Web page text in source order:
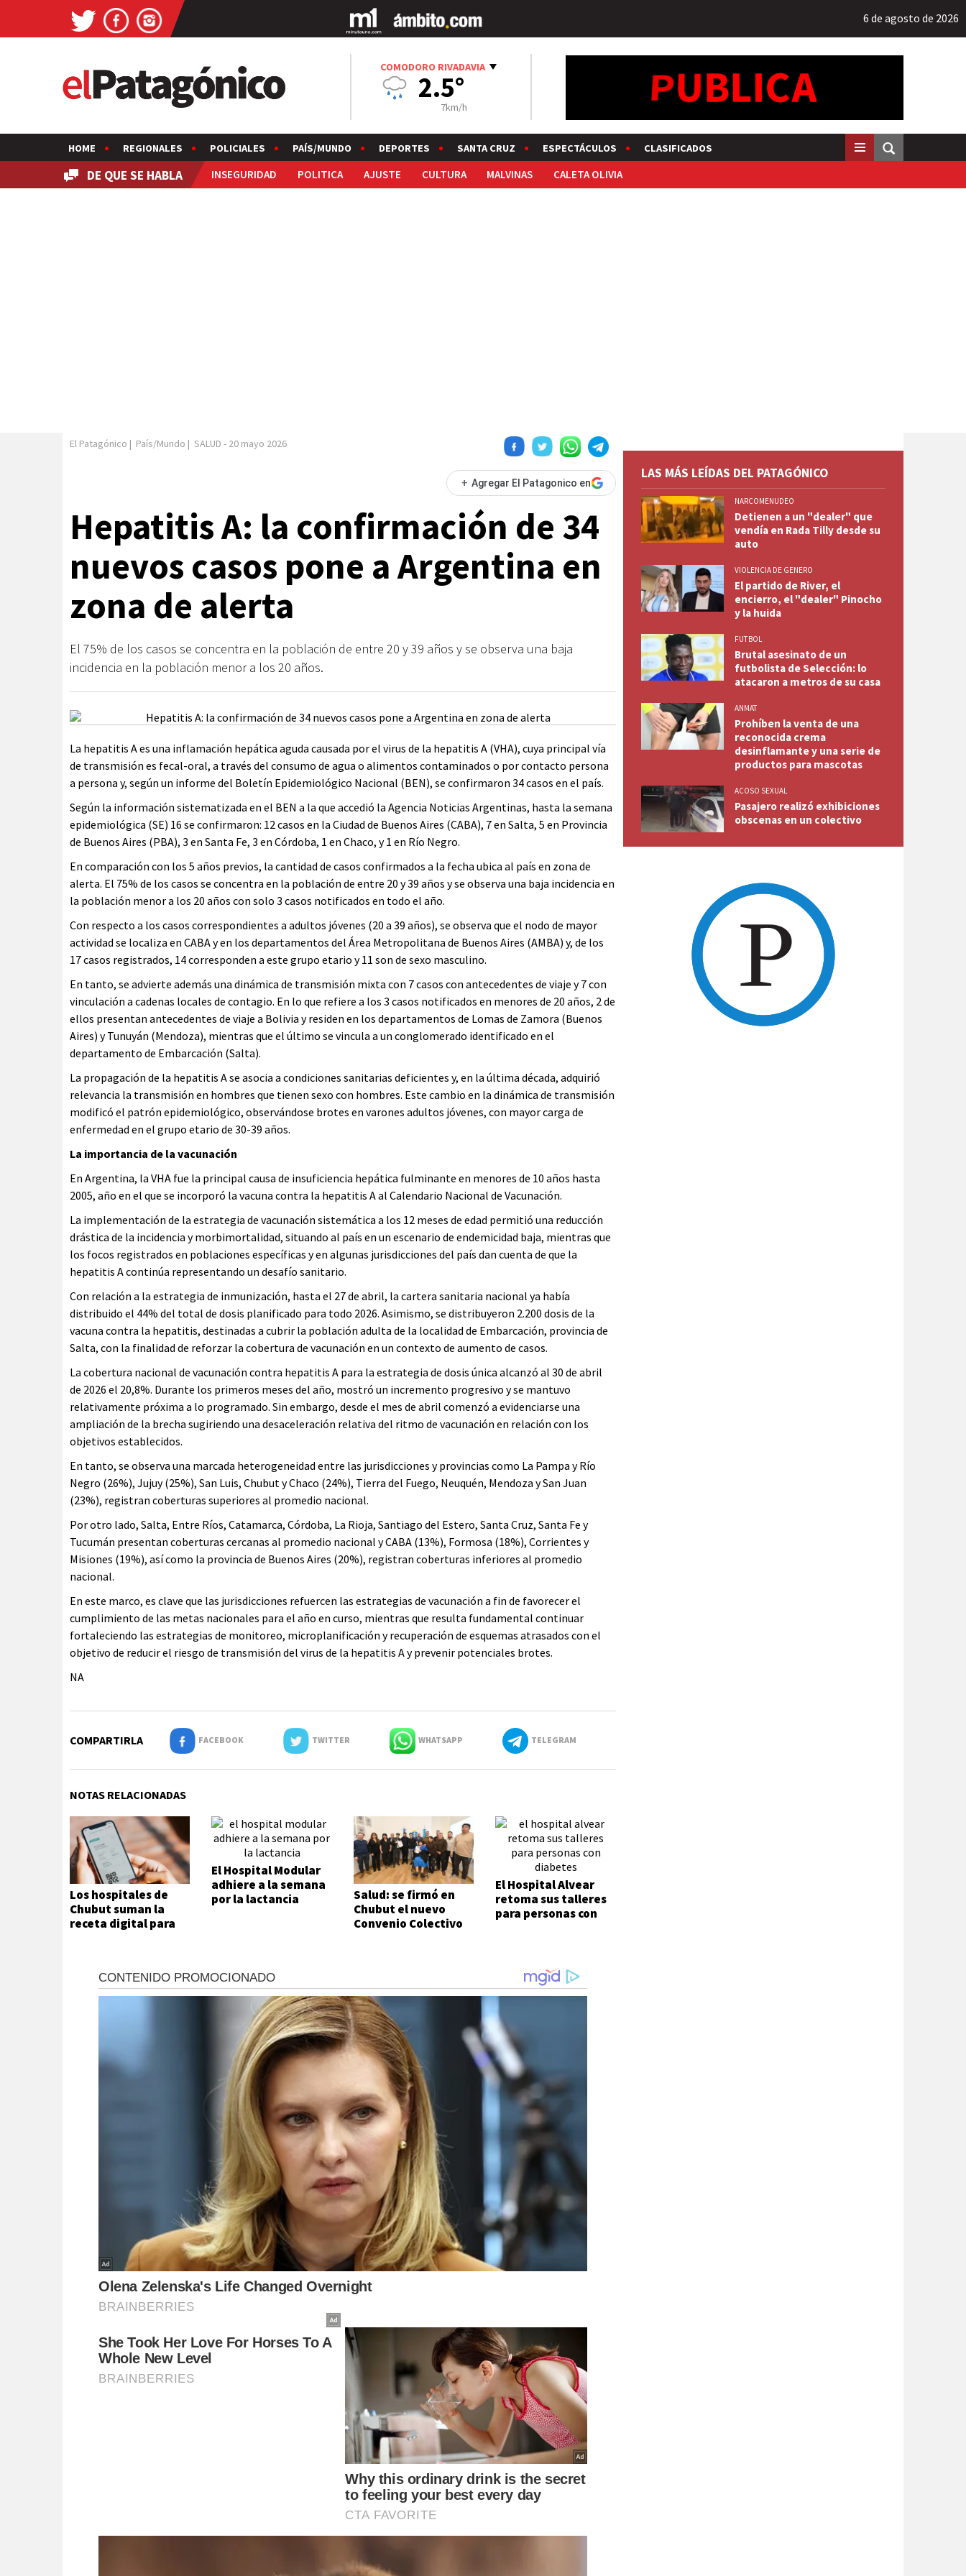
6 de agosto de 2026
COMODORO RIVADAVIA
2.5°
7km/h
HOME REGIONALES POLICIALES PAÍS/MUNDO DEPORTES SANTA CRUZ ESPECTÁCULOS CLASIFICADOS
DE QUE SE HABLA INSEGURIDAD POLITICA AJUSTE CULTURA MALVINAS CALETA OLIVIA
El Patagónico | País/Mundo | SALUD - 20 mayo 2026
+ Agregar El Patagonico en
Hepatitis A: la confirmación de 34
nuevos casos pone a Argentina en
zona de alerta
El 75% de los casos se concentra en la población de entre 20 y 39 años y se observa una baja
incidencia en la población menor a los 20 años.
La hepatitis A es una inflamación hepática aguda causada por el virus de la hepatitis A (VHA), cuya principal vía
de transmisión es fecal-oral, a través del consumo de agua o alimentos contaminados o por contacto persona
a persona y, según un informe del Boletín Epidemiológico Nacional (BEN), se confirmaron 34 casos en el país.
Según la información sistematizada en el BEN a la que accedió la Agencia Noticias Argentinas, hasta la semana
epidemiológica (SE) 16 se confirmaron: 12 casos en la Ciudad de Buenos Aires (CABA), 7 en Salta, 5 en Provincia
de Buenos Aires (PBA), 3 en Santa Fe, 3 en Córdoba, 1 en Chaco, y 1 en Río Negro.
En comparación con los 5 años previos, la cantidad de casos confirmados a la fecha ubica al país en zona de
alerta. El 75% de los casos se concentra en la población de entre 20 y 39 años y se observa una baja incidencia en
la población menor a los 20 años con solo 3 casos notificados en todo el año.
Con respecto a los casos correspondientes a adultos jóvenes (20 a 39 años), se observa que el nodo de mayor
actividad se localiza en CABA y en los departamentos del Área Metropolitana de Buenos Aires (AMBA) y, de los
17 casos registrados, 14 corresponden a este grupo etario y 11 son de sexo masculino.
En tanto, se advierte además una dinámica de transmisión mixta con 7 casos con antecedentes de viaje y 7 con
vinculación a cadenas locales de contagio. En lo que refiere a los 3 casos notificados en menores de 20 años, 2 de
ellos presentan antecedentes de viaje a Bolivia y residen en los departamentos de Lomas de Zamora (Buenos
Aires) y Tunuyán (Mendoza), mientras que el último se vincula a un conglomerado identificado en el
departamento de Embarcación (Salta).
La propagación de la hepatitis A se asocia a condiciones sanitarias deficientes y, en la última década, adquirió
relevancia la transmisión en hombres que tienen sexo con hombres. Este cambio en la dinámica de transmisión
modificó el patrón epidemiológico, observándose brotes en varones adultos jóvenes, con mayor carga de
enfermedad en el grupo etario de 30-39 años.
La importancia de la vacunación
En Argentina, la VHA fue la principal causa de insuficiencia hepática fulminante en menores de 10 años hasta
2005, año en el que se incorporó la vacuna contra la hepatitis A al Calendario Nacional de Vacunación.
La implementación de la estrategia de vacunación sistemática a los 12 meses de edad permitió una reducción
drástica de la incidencia y morbimortalidad, situando al país en un escenario de endemicidad baja, mientras que
los focos registrados en poblaciones específicas y en algunas jurisdicciones del país dan cuenta de que la
hepatitis A continúa representando un desafío sanitario.
Con relación a la estrategia de inmunización, hasta el 27 de abril, la cartera sanitaria nacional ya había
distribuido el 44% del total de dosis planificado para todo 2026. Asimismo, se distribuyeron 2.200 dosis de la
vacuna contra la hepatitis, destinadas a cubrir la población adulta de la localidad de Embarcación, provincia de
Salta, con la finalidad de reforzar la cobertura de vacunación en un contexto de aumento de casos.
La cobertura nacional de vacunación contra hepatitis A para la estrategia de dosis única alcanzó al 30 de abril
de 2026 el 20,8%. Durante los primeros meses del año, mostró un incremento progresivo y se mantuvo
relativamente próxima a lo programado. Sin embargo, desde el mes de abril comenzó a evidenciarse una
ampliación de la brecha sugiriendo una desaceleración relativa del ritmo de vacunación en relación con los
objetivos establecidos.
En tanto, se observa una marcada heterogeneidad entre las jurisdicciones y provincias como La Pampa y Río
Negro (26%), Jujuy (25%), San Luis, Chubut y Chaco (24%), Tierra del Fuego, Neuquén, Mendoza y San Juan
(23%), registran coberturas superiores al promedio nacional.
Por otro lado, Salta, Entre Ríos, Catamarca, Córdoba, La Rioja, Santiago del Estero, Santa Cruz, Santa Fe y
Tucumán presentan coberturas cercanas al promedio nacional y CABA (13%), Formosa (18%), Corrientes y
Misiones (19%), así como la provincia de Buenos Aires (20%), registran coberturas inferiores al promedio
nacional.
En este marco, es clave que las jurisdicciones refuercen las estrategias de vacunación a fin de favorecer el
cumplimiento de las metas nacionales para el año en curso, mientras que resulta fundamental continuar
fortaleciendo las estrategias de monitoreo, microplanificación y recuperación de esquemas atrasados con el
objetivo de reducir el riesgo de transmisión del virus de la hepatitis A y prevenir potenciales brotes.
NA
COMPARTIRLA FACEBOOK TWITTER WHATSAPP TELEGRAM
NOTAS RELACIONADAS
Los hospitales de
Chubut suman la
receta digital para
El Hospital Modular
adhiere a la semana
por la lactancia
Salud: se firmó en
Chubut el nuevo
Convenio Colectivo
El Hospital Alvear
retoma sus talleres
para personas con
LAS MÁS LEÍDAS DEL PATAGÓNICO
NARCOMENUDEO
Detienen a un "dealer" que
vendía en Rada Tilly desde su
auto
VIOLENCIA DE GENERO
El partido de River, el
encierro, el "dealer" Pinocho
y la huida
FUTBOL
Brutal asesinato de un
futbolista de Selección: lo
atacaron a metros de su casa
ANMAT
Prohíben la venta de una
reconocida crema
desinflamante y una serie de
productos para mascotas
ACOSO SEXUAL
Pasajero realizó exhibiciones
obscenas en un colectivo